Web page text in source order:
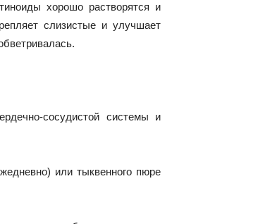
хорошо растворятся и
слизистые и улучшает
сосудистой системы и
или тыквенного пюре